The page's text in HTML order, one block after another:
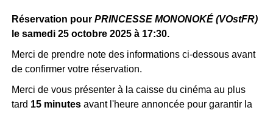
Réservation pour PRINCESSE MONONOKÉ (VOstFR)
le samedi 25 octobre 2025 à 17:30.
Merci de prendre note des informations ci-dessous avant
de confirmer votre réservation.
Merci de vous présenter à la caisse du cinéma au plus
tard 15 minutesavant l'heure annoncée pour garantir la